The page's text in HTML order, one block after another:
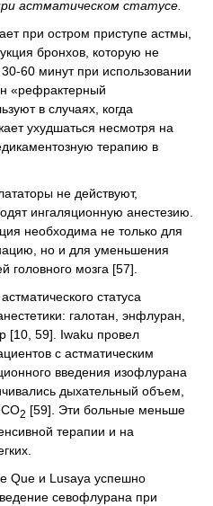
астматическом статусе.
при остром приступе астмы,
бронхов, которую не
60 минут при использовании
«рефрактерный
в случаях, когда
ухудшаться несмотря на
терапию в
не действуют,
ингаляционную анестезию.
необходима не только для
но и для уменьшения
головного мозга [57].
статуса
галотан, энфлуран,
[10, 59]. Iwaku провел
с астматическим
введения изофлурана
дыхательный объем,
СО2 [59]. Эти больные меньше
терапии и на
Que и Lusaya успешно
севофлурана при